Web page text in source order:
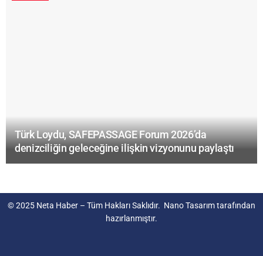
Türk Loydu, SAFEPASSAGE Forum 2026’da
denizciliğin geleceğine ilişkin vizyonunu paylaştı
© 2025 Neta Haber – Tüm Hakları Saklıdır. Nano Tasarımtarafından
hazırlanmıştır.